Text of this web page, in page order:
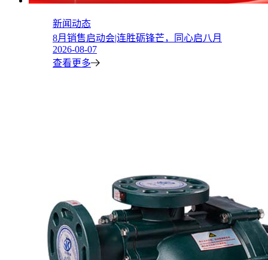
新闻动态
8月销售启动会|连胜砺锋芒，同心启八月
2026-08-07
查看更多